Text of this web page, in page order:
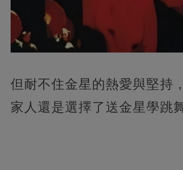
但耐不住金星的熱愛與堅持
家人還是選擇了送金星學跳舞